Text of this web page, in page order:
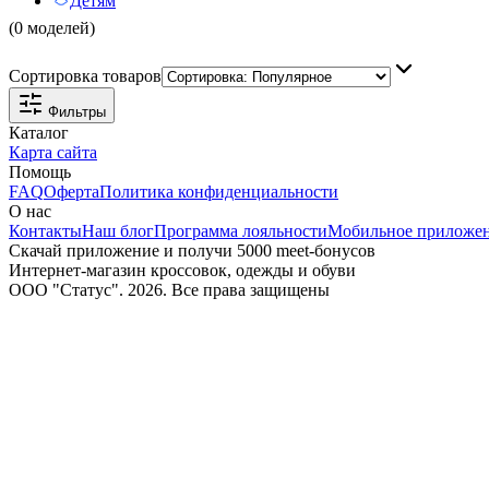
(0 моделей)
Сортировка товаров
Фильтры
Каталог
Карта сайта
Помощь
FAQОфертаПолитика конфиденциальности
О нас
КонтактыНаш блогПрограмма лояльностиМобильное
Скачай приложение и получи 5000 meet-бонусов
Интернет-магазин кроссовок, одежды и обуви
ООО "Статус". 2026. Все права защищены